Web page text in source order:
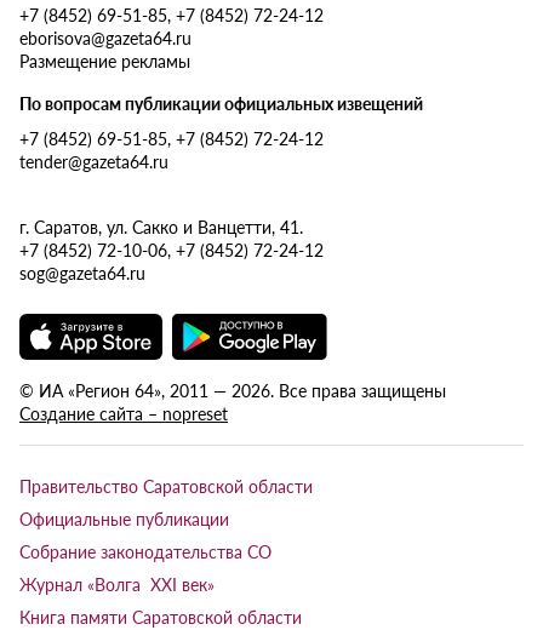
+7 (8452) 69-51-85, +7 (8452) 72-24-12
eborisova@gazeta64.ru
Размещение рекламы
По вопросам публикации официальных извещений
+7 (8452) 69-51-85, +7 (8452) 72-24-12
tender@gazeta64.ru
г. Саратов, ул. Сакко и Ванцетти, 41.
+7 (8452) 72-10-06, +7 (8452) 72-24-12
sog@gazeta64.ru
© ИА «Регион 64», 2011 — 2026. Все права защищены
Создание сайта – nopreset
Правительство Саратовской области
Официальные публикации
Собрание законодательства СО
Журнал «Волга XXI век»
Книга памяти Саратовской области